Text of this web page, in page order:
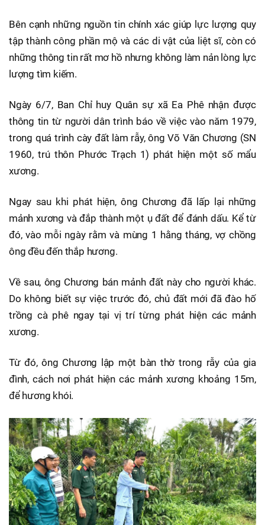
Bên cạnh những nguồn tin chính xác giúp lực lượng quy
tập thành công phần mộ và các di vật của liệt sĩ, còn có
những thông tin rất mơ hồ nhưng không làm nản lòng lực
lượng tìm kiếm.
Ngày 6/7, Ban Chỉ huy Quân sự xã Ea Phê nhận được
thông tin từ người dân trình báo về việc vào năm 1979,
trong quá trình cày đất làm rẫy, ông Võ Văn Chương (SN
1960, trú thôn Phước Trạch 1) phát hiện một số mẩu
xương.
Ngay sau khi phát hiện, ông Chương đã lấp lại những
mảnh xương và đắp thành một ụ đất để đánh dấu. Kể từ
đó, vào mỗi ngày rằm và mùng 1 hằng tháng, vợ chồng
ông đều đến thắp hương.
Về sau, ông Chương bán mảnh đất này cho người khác.
Do không biết sự việc trước đó, chủ đất mới đã đào hố
trồng cà phê ngay tại vị trí từng phát hiện các mảnh
xương.
Từ đó, ông Chương lập một bàn thờ trong rẫy của gia
đình, cách nơi phát hiện các mảnh xương khoảng 15m,
để hương khói.